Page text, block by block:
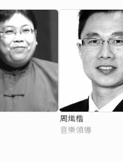
周熾楷
音樂領導